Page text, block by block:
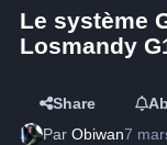
Le système
Losmandy
Share
ParObiwan7